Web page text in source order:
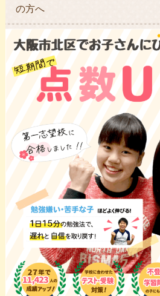
の方へ